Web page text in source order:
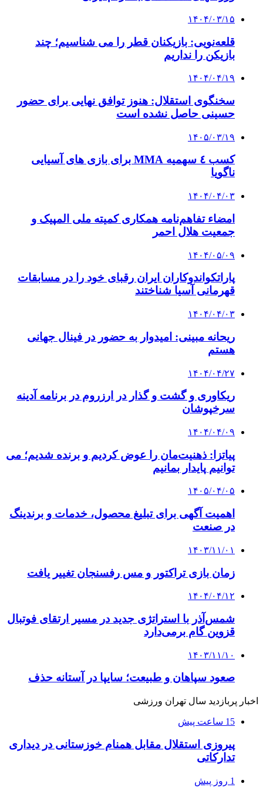
۱۴۰۴/۰۳/۱۵
قلعه‌نویی: بازیکنان قطر را می شناسیم؛ چند
بازیکن را نداریم
۱۴۰۴/۰۴/۱۹
سخنگوی استقلال: هنوز توافق نهایی برای حضور
حسینی حاصل نشده است
۱۴۰۵/۰۳/۱۹
کسب ٤ سهمیه MMA برای بازی های آسیایی
ناگویا
۱۴۰۴/۰۴/۰۳
امضاء تفاهم‌نامه همکاری کمیته ملی المپیک و
جمعیت هلال احمر
۱۴۰۴/۰۵/۰۹
پاراتکواندوکاران ایران رقبای خود را در مسابقات
قهرمانی آسیا شناختند
۱۴۰۴/۰۴/۰۳
ریحانه مبینی: امیدوار به حضور در فینال جهانی
هستم
۱۴۰۴/۰۴/۲۷
ریکاوری و گشت و گذار در ارزروم در برنامه آدینه
سرخپوشان
۱۴۰۴/۰۴/۰۹
پیاتزا: ذهنیت‌مان را عوض کردیم و برنده شدیم؛ می
توانیم پایدار بمانیم
۱۴۰۵/۰۴/۰۵
اهمیت آگهی برای تبلیغ محصول، خدمات و برندینگ
در صنعت
۱۴۰۳/۱۱/۰۱
زمان بازی تراکتور و مس رفسنجان تغییر یافت
۱۴۰۴/۰۴/۱۲
شمس‌آذر با استراتژی جدید در مسیر ارتقای فوتبال
قزوین گام برمی‌دارد
۱۴۰۳/۱۱/۱۰
صعود سپاهان و طبیعت؛ سایپا در آستانه حذف
اخبار پربازدید سال تهران ورزشی
15 ساعت پیش
پیروزی استقلال مقابل همنام خوزستانی در دیداری
تدارکاتی
1 روز پیش